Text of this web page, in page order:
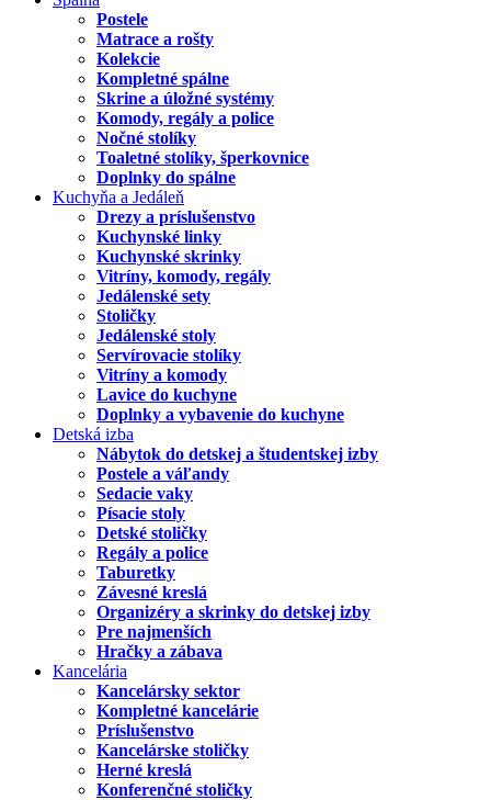
Postele
Matrace a rošty
Kolekcie
Kompletné spálne
Skrine a úložné systémy
Komody, regály a police
Nočné stolíky
Toaletné stolíky, šperkovnice
Doplnky do spálne
Kuchyňa a Jedáleň
Drezy a príslušenstvo
Kuchynské linky
Kuchynské skrinky
Vitríny, komody, regály
Jedálenské sety
Stoličky
Jedálenské stoly
Servírovacie stolíky
Vitríny a komody
Lavice do kuchyne
Doplnky a vybavenie do kuchyne
Detská izba
Nábytok do detskej a študentskej izby
Postele a váľandy
Sedacie vaky
Písacie stoly
Detské stoličky
Regály a police
Taburetky
Závesné kreslá
Organizéry a skrinky do detskej izby
Pre najmenších
Hračky a zábava
Kancelária
Kancelársky sektor
Kompletné kancelárie
Príslušenstvo
Kancelárske stoličky
Herné kreslá
Konferenčné stoličky